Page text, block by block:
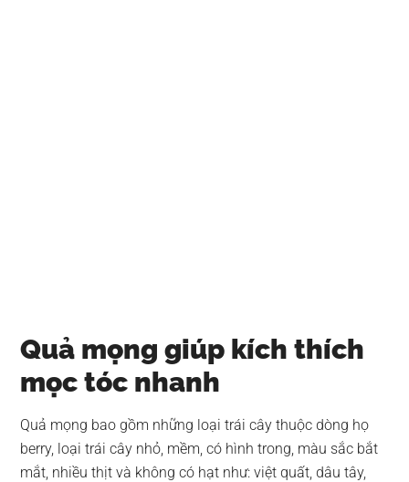
Quả mọng giúp kích thích
mọc tóc nhanh
Quả mọng bao gồm những loại trái cây thuộc dòng họ
berry, loại trái cây nhỏ, mềm, có hình trong, màu sắc bắt
mắt, nhiều thịt và không có hạt như: việt quất, dâu tây,